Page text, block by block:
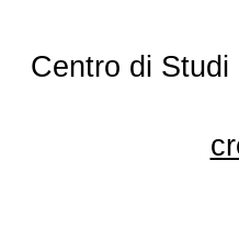
Centro di Studi